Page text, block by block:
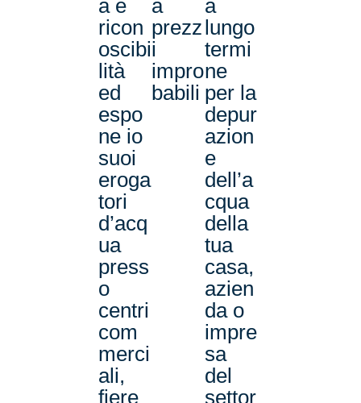
a e
ricon
oscibi
lità
ed
espo
ne io
suoi
eroga
tori
d’acq
ua
press
o
centri
com
merci
ali,
fiere
a
prezz
i
impro
babili
a
lungo
termi
ne
per la
depur
azion
e
dell’a
cqua
della
tua
casa,
azien
da o
impre
sa
del
settor